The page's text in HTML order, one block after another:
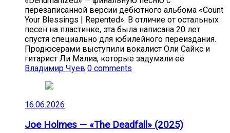
перезаписанной версии дебютного альбома «Count
Your Blessings | Repented». В отличие от остальных
песен на пластинке, эта была написана 20 лет
спустя специально для юбилейного переиздания.
Продюсерами выступили вокалист Оли Сайкс и
гитарист Ли Малиа, которые задумали её
Владимир Чуев 0 comments
16.06.2026
Joe Holmes — «The Deadfall» (2025)